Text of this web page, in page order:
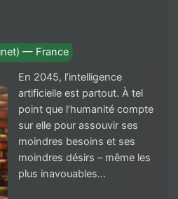
— France
En 2045, l’intelligence
artificielle est partout. À tel
point que l’humanité compte
sur elle pour assouvir ses
moindres besoins et ses
moindres désirs – même les
plus inavouables…